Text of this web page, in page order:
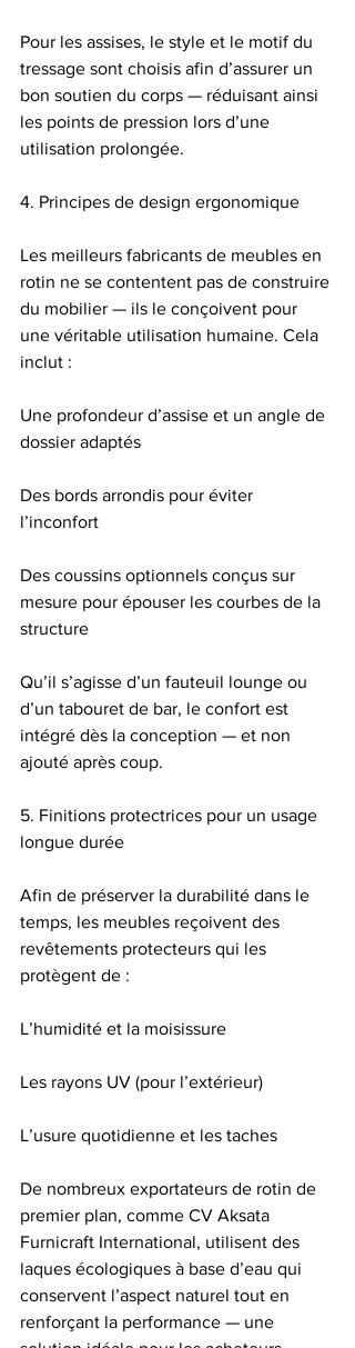
Pour les assises, le style et le motif du
tressage sont choisis afin d’assurer un
bon soutien du corps — réduisant ainsi
les points de pression lors d’une
utilisation prolongée.
4. Principes de design ergonomique
Les meilleurs fabricants de meubles en
rotin ne se contentent pas de construire
du mobilier — ils le conçoivent pour
une véritable utilisation humaine. Cela
inclut :
Une profondeur d’assise et un angle de
dossier adaptés
Des bords arrondis pour éviter
l’inconfort
Des coussins optionnels conçus sur
mesure pour épouser les courbes de la
structure
Qu’il s’agisse d’un fauteuil lounge ou
d’un tabouret de bar, le confort est
intégré dès la conception — et non
ajouté après coup.
5. Finitions protectrices pour un usage
longue durée
Afin de préserver la durabilité dans le
temps, les meubles reçoivent des
revêtements protecteurs qui les
protègent de :
L’humidité et la moisissure
Les rayons UV (pour l’extérieur)
L’usure quotidienne et les taches
De nombreux exportateurs de rotin de
premier plan, comme CV Aksata
Furnicraft International, utilisent des
laques écologiques à base d’eau qui
conservent l’aspect naturel tout en
renforçant la performance — une